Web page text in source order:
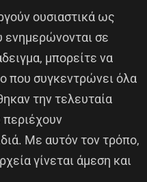
ουσιαστικά ως
ενημερώνονται σε
μπορείτε να
που συγκεντρώνει όλα
την τελευταία
Με αυτόν τον τρόπο,
γίνεται άμεση και